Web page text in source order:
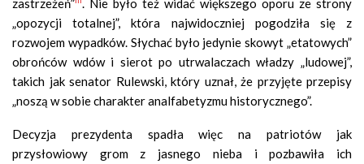
zastrzeżeń” . Nie było też widać większego oporu ze strony
„opozycji totalnej”, która najwidoczniej pogodziła się z
rozwojem wypadków. Słychać było jedynie skowyt „etatowych”
obrońców wdów i sierot po utrwalaczach władzy „ludowej”,
takich jak senator Rulewski, który uznał, że przyjęte przepisy
„noszą w sobie charakter analfabetyzmu historycznego”.
Decyzja prezydenta spadła więc na patriotów jak
przysłowiowy grom z jasnego nieba i pozbawiła ich